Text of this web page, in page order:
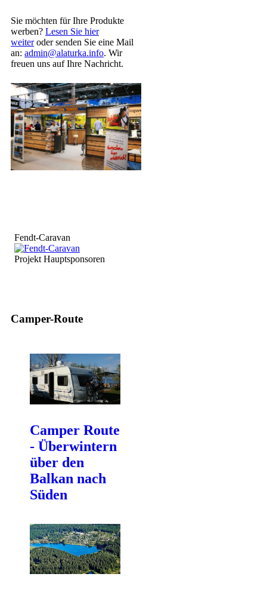
Sie möchten für Ihre Produkte
werben? Lesen Sie hier
weiteroder senden Sie eine Mail
an: admin@alaturka.info. Wir
freuen uns auf Ihre Nachricht.
Fendt-Caravan
Projekt Hauptsponsoren
Camper-Route
Camper Route
- Überwintern
über den
Balkan nach
Süden